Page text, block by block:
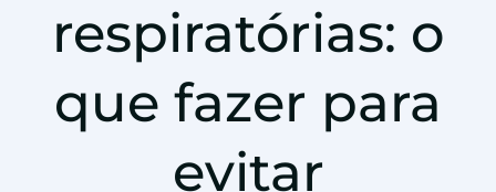
respiratórias: o
que fazer para
evitar